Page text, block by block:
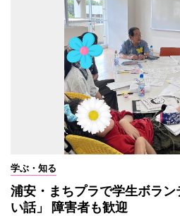
学ぶ・知る
浦安・まちプラで学生ボラ
い話」 障害者も歓迎